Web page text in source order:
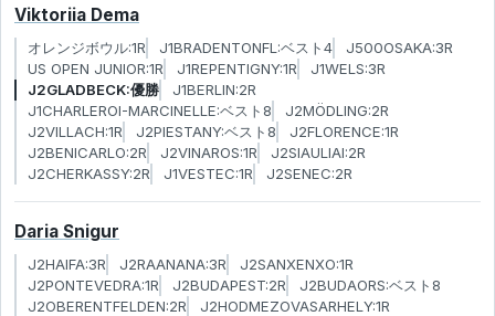
Viktoriia Dema
オレンジボウル:1R J1BRADENTONFL:ベスト4
J500OSAKA:3R
US OPEN JUNIOR:1R
J1REPENTIGNY:1R
J1WELS:3R
J2GLADBECK:優勝
J1BERLIN:2R
J1CHARLEROI-MARCINELLE:ベスト8
J2MÖDLING:2R
J2VILLACH:1R
J2PIESTANY:ベスト8
J2FLORENCE:1R
J2BENICARLO:2R
J2VINAROS:1R
J2SIAULIAI:2R
J2CHERKASSY:2R
J1VESTEC:1R J2SENEC:2R
Daria Snigur
J2HAIFA:3R J2RAANANA:3R
J2SANXENXO:1R
J2PONTEVEDRA:1R
J2BUDAPEST:2R
J2BUDAORS:ベスト8
J2OBERENTFELDEN:2R
J2HODMEZOVASARHELY:1R